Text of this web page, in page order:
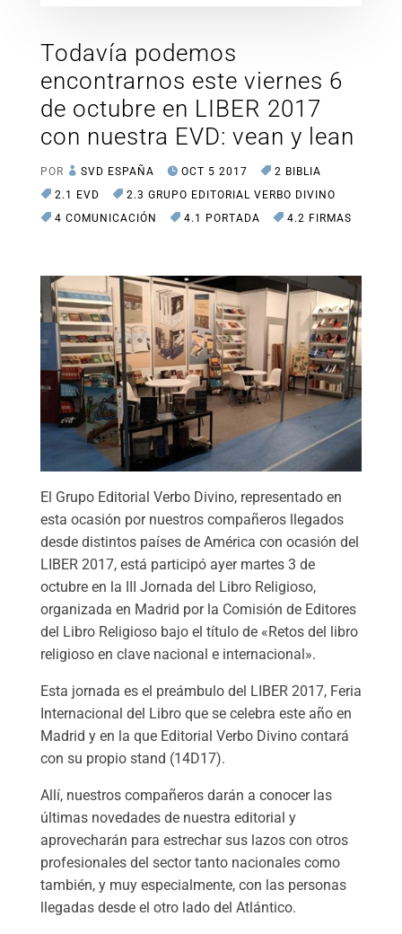
Todavía podemos
encontrarnos este viernes 6
de octubre en LIBER 2017
con nuestra EVD: vean y lean
POR SVD ESPAÑA OCT 5 2017
2 BIBLIA
2.1 EVD
2.3 GRUPO EDITORIAL VERBO DIVINO
4 COMUNICACIÓN
4.1 PORTADA 4.2 FIRMAS
El Grupo Editorial Verbo Divino, representado en
esta ocasión por nuestros compañeros llegados
desde distintos países de América con ocasión del
LIBER 2017, está participó ayer martes 3 de
octubre en la III Jornada del Libro Religioso,
organizada en Madrid por la Comisión de Editores
del Libro Religioso bajo el título de «Retos del libro
religioso en clave nacional e internacional».
Esta jornada es el preámbulo del LIBER 2017, Feria
Internacional del Libro que se celebra este año en
Madrid y en la que Editorial Verbo Divino contará
con su propio stand (14D17).
Allí, nuestros compañeros darán a conocer las
últimas novedades de nuestra editorial y
aprovecharán para estrechar sus lazos con otros
profesionales del sector tanto nacionales como
también, y muy especialmente, con las personas
llegadas desde el otro lado del Atlántico.